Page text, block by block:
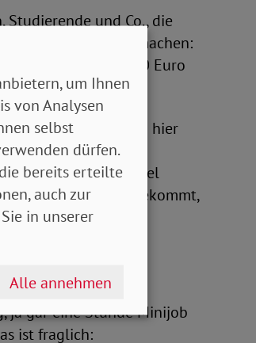
Studierende und Co., die
geltend machen:
und erhalten die 300 Euro
Nutzen kann hier
oder
sind in der Regel
Den Zuschuss bekommt,
ja gar eine Stunde Minijob
ist fraglich:
um Ihnen
von Analysen
selbst
dürfen.
bereits erteilte
auch zur
in unserer
Alle annehmen